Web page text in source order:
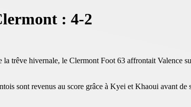
: 4-2
la trêve hivernale, le Clermont Foot 63 affrontait Valence
sont revenus au score grâce à Kyei et Khaoui